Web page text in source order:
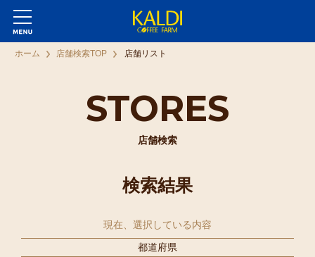
STORES
店舗検索
ホーム 店舗検索TOP 店舗リスト
検索結果
現在、選択している内容
都道府県